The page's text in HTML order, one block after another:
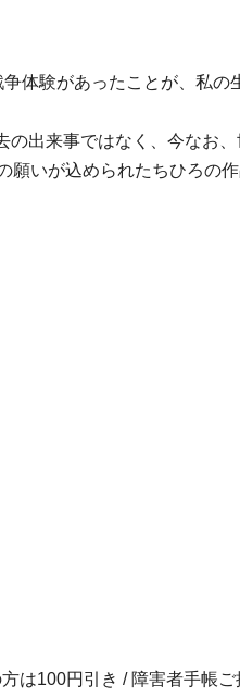
体験があったことが、私
出来事ではなく、今なお
いが込められたちひろの
は100円引き / 障害者手帳